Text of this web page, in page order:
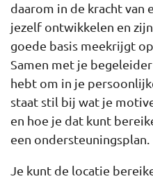
daarom in de kracht van
jezelf ontwikkelen en
goede basis meekrijgt
Samen met je
hebt om in je
staat stil bij wat je
en hoe je dat kunt
een ondersteuningsplan.
Je kunt de locatie